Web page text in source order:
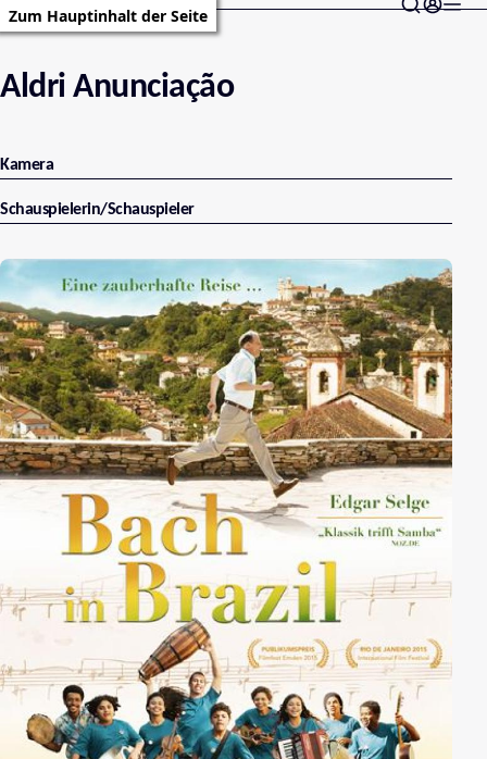
Zum Hauptinhalt der Seite
Aldri Anunciação
Kamera
Schauspielerin/Schauspieler